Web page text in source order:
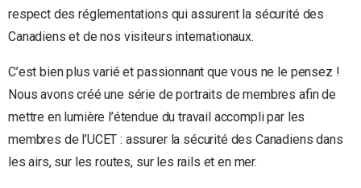
respect des réglementations qui assurent la sécurité des
Canadiens et de nos visiteurs internationaux.
C’est bien plus varié et passionnant que vous ne le pensez !
Nous avons créé une série de portraits de membres afin de
mettre en lumière l’étendue du travail accompli par les
membres de l’UCET : assurer la sécurité des Canadiens dans
les airs, sur les routes, sur les rails et en mer.